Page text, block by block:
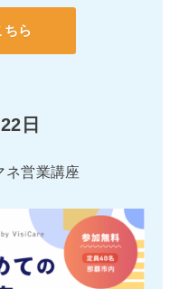
ちら
日
ネ営業講座